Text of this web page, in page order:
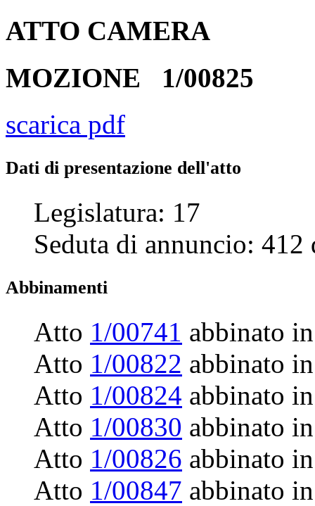
ATTO CAMERA
MOZIONE 1/00825
scarica pdf
Dati di presentazione dell'atto
Legislatura: 17
Seduta di annuncio: 412
Abbinamenti
Atto 1/00741 abbinato
Atto 1/00822 abbinato
Atto 1/00824 abbinato
Atto 1/00830 abbinato
Atto 1/00826 abbinato
Atto 1/00847 abbinato